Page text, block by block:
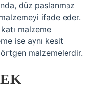
düz paslanmaz
ifade eder.
malzeme
ise aynı kesit
malzemelerdir.